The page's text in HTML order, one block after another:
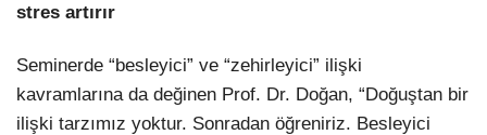
stres artırır
Seminerde “besleyici” ve “zehirleyici” ilişki
kavramlarına da değinen Prof. Dr. Doğan, “Doğuştan bir
ilişki tarzımız yoktur. Sonradan öğreniriz. Besleyici